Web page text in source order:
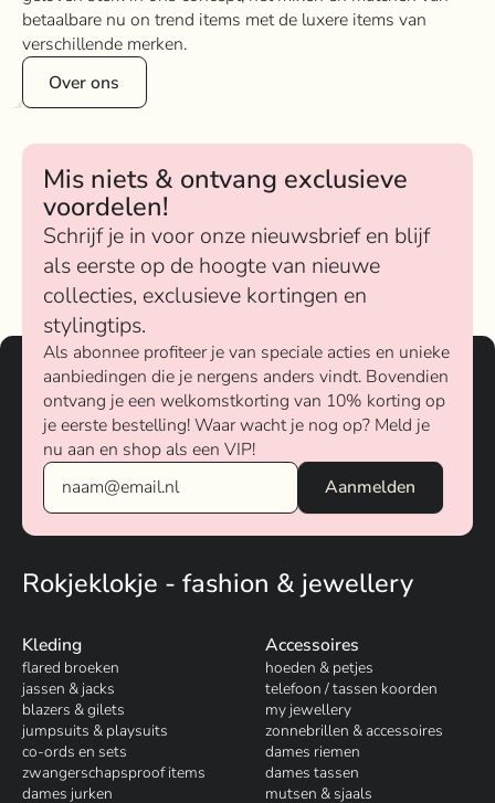
betaalbare nu on trend items met de luxere items van
verschillende merken.
Over ons
Mis niets & ontvang exclusieve
voordelen!
Schrijf je in voor onze nieuwsbrief en blijf
als eerste op de hoogte van nieuwe
collecties, exclusieve kortingen en
stylingtips.
Als abonnee profiteer je van speciale acties en unieke
aanbiedingen die je nergens anders vindt. Bovendien
ontvang je een welkomstkorting van 10% korting op
je eerste bestelling! Waar wacht je nog op? Meld je
nu aan en shop als een VIP!
Rokjeklokje - fashion & jewellery
Kleding
flared broeken
jassen & jacks
blazers & gilets
jumpsuits & playsuits
co-ords en sets
zwangerschapsproof items
dames jurken
Accessoires
hoeden & petjes
telefoon / tassen koorden
my jewellery
zonnebrillen & accessoires
dames riemen
dames tassen
mutsen & sjaals